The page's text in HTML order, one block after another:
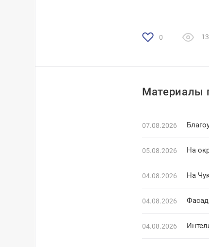
0
Материалы
07.08.2026
05.08.2026 На
04.08.2026 На
04.08.2026
04.08.2026